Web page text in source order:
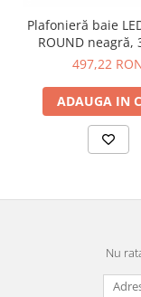
Plafonieră baie
ROUND neagră,
diametru 49
497,22
ADAUGA IN
Nu